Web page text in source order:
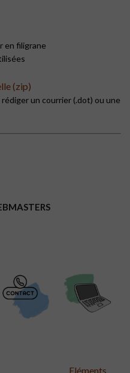
en filigrane
(zip)
un courrier (.dot) ou une
Eléments